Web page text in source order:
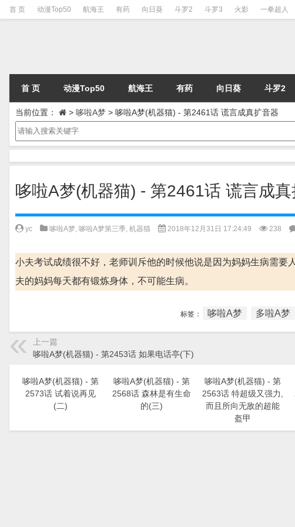
首 页 动漫Top50 航海王 有药 向日葵 斗罗2 斗罗3 火影 一拳超人
首 页 动漫Top50 航海王 有药 向日葵 斗罗2
当前位置： > 哆啦A梦 > 哆啦A梦(机器猫) - 第2461话 谎言成真扩音器
哆啦A梦(机器猫) - 第2461话 谎言成
yc 哆啦A梦, 哆啦A梦第三季, 机器猫 2018年12月31日 17:24:49 238
小夫考试成绩很不好，老师训斥他的时候他说是因为妈妈生病需
夫的妈妈每天都有锻炼身体，不可能生病。
标签： 哆啦A梦 多啦A梦
上一篇
哆啦A梦(机器猫) - 第2453话 如果电话亭(下)
哆啦A梦(机器猫) - 第
2573话 试着说再见
(二)
哆啦A梦(机器猫) - 第
2568话 森林是有生命
的(三)
哆啦A梦(机器猫) - 第
2563话 特超级又强力,
而且所向无敌的超能
盔甲